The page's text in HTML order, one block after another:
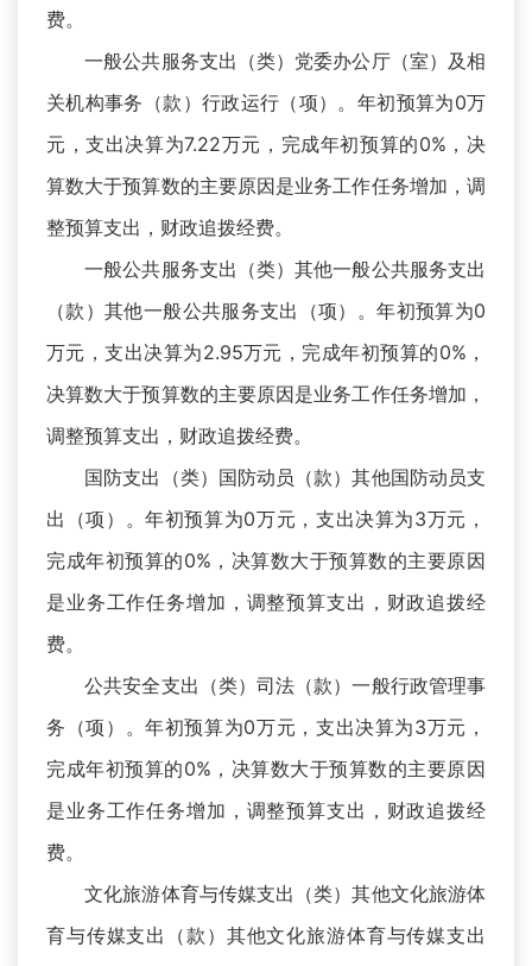
费。
一般公共服务支出（类）党委办公厅（室）及相
关机构事务（款）行政运行（项）。年初预算为0万
元，支出决算为7.22万元，完成年初预算的0%，决
算数大于预算数的主要原因是业务工作任务增加，调
整预算支出，财政追拨经费。
一般公共服务支出（类）其他一般公共服务支出
（款）其他一般公共服务支出（项）。年初预算为0
万元，支出决算为2.95万元，完成年初预算的0%，
决算数大于预算数的主要原因是业务工作任务增加，
调整预算支出，财政追拨经费。
国防支出（类）国防动员（款）其他国防动员支
出（项）。年初预算为0万元，支出决算为3万元，
完成年初预算的0%，决算数大于预算数的主要原因
是业务工作任务增加，调整预算支出，财政追拨经
费。
公共安全支出（类）司法（款）一般行政管理事
务（项）。年初预算为0万元，支出决算为3万元，
完成年初预算的0%，决算数大于预算数的主要原因
是业务工作任务增加，调整预算支出，财政追拨经
费。
文化旅游体育与传媒支出（类）其他文化旅游体
育与传媒支出（款）其他文化旅游体育与传媒支出